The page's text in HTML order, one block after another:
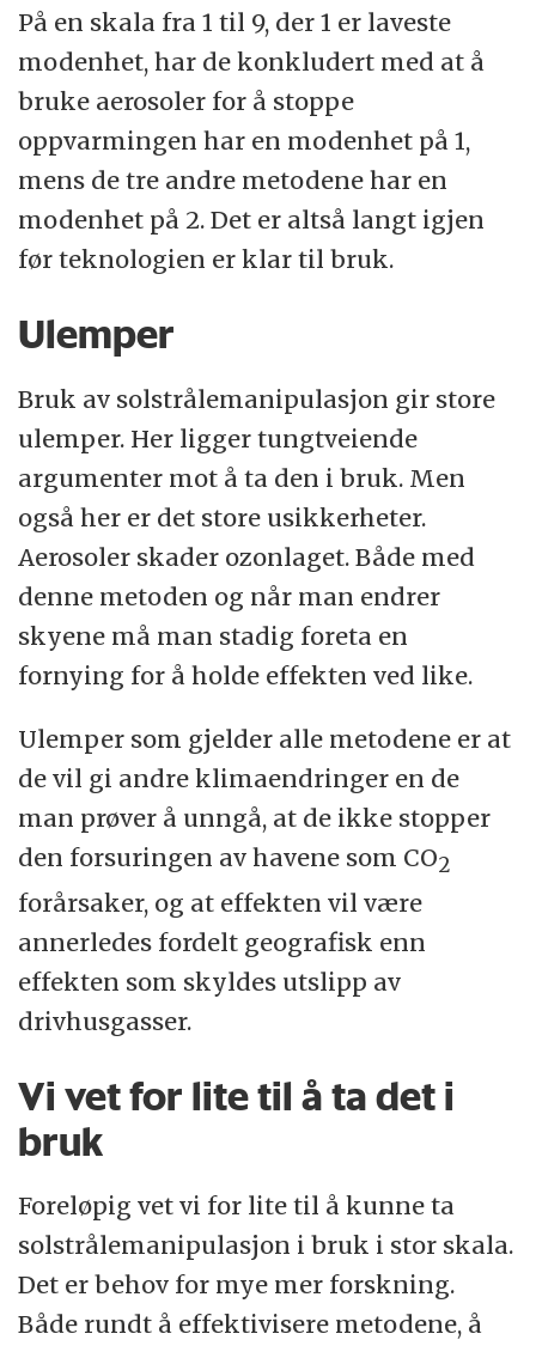
På en skala fra 1 til 9, der 1 er laveste
modenhet, har de konkludert med at å
bruke aerosoler for å stoppe
oppvarmingen har en modenhet på 1,
mens de tre andre metodene har en
modenhet på 2. Det er altså langt igjen
før teknologien er klar til bruk.
Ulemper
Bruk av solstrålemanipulasjon gir store
ulemper. Her ligger tungtveiende
argumenter mot å ta den i bruk. Men
også her er det store usikkerheter.
Aerosoler skader ozonlaget. Både med
denne metoden og når man endrer
skyene må man stadig foreta en
fornying for å holde effekten ved like.
Ulemper som gjelder alle metodene er at
de vil gi andre klimaendringer en de
man prøver å unngå, at de ikke stopper
den forsuringen av havene som CO2
forårsaker, og at effekten vil være
annerledes fordelt geografisk enn
effekten som skyldes utslipp av
drivhusgasser.
Vi vet for lite til å ta det i
bruk
Foreløpig vet vi for lite til å kunne ta
solstrålemanipulasjon i bruk i stor skala.
Det er behov for mye mer forskning.
Både rundt å effektivisere metodene, å